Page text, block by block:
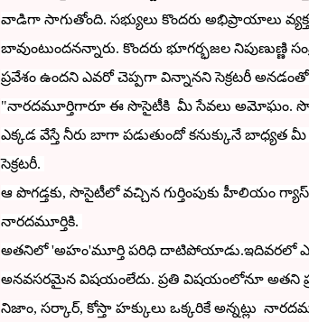
వాడిగా సాగుతోంది. సభ్యులు కొందరు అభిప్రాయాలు
బావుంటుందనన్నారు. కొందరు భూగర్భజల నిపుణుణ్ణి
ప్రవేశం ఉందని ఎవరో చెప్పగా విన్నానని సెక్రటరీ
"నారదమూర్తిగారూ ఈ సొసైటీకి మీ సేవలు అమోఘం.
ఎక్కడ వేస్తే నీరు బాగా పడుతుందో కనుక్కునే
సెక్రటరీ.
ఆ పొగడ్తకు, సొసైటీలో వచ్చిన గుర్తింపుకు హీలియం గ్యాస్
నారదమూర్తికి.
అతనిలో 'అహం'మూర్తి పరిధి దాటిపోయాడు.ఇదివరలో
అనవసరమైన విషయంలేదు. ప్రతి విషయంలోనూ అతని
నిజాం, సర్కార్, కోస్తా హక్కులు ఒక్కరికే అన్నట్లు